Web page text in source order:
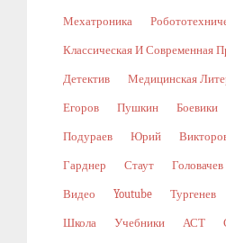
Мехатроника
Классическая И Современная
Детектив Медицинская
Егоров Пушкин Боевики
Подураев Юрий
Гарднер Стаут Головачев
Видео Youtube Тургенев
Школа Учебники АСТ